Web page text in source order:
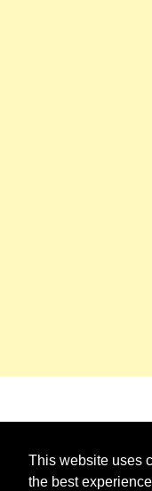
This website uses
the best
Mein Wunsch: dass
alle Menschen den
Kriegstreibern